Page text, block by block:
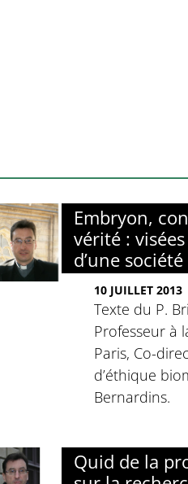
Embryon,
vérité :
d’une
10 JUILLET 2013
Texte du P.
Professeur à
Paris, Co-
d’éthique
Bernardins.
Quid de la